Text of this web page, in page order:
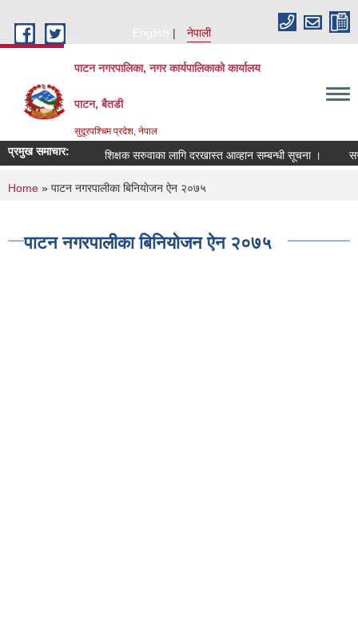
English
नेपाली
पाटन नगरपालिका, नगर कार्यपालिकाको कार्यालय
पाटन, बैतडी
सुदूरपश्चिम प्रदेश, नेपाल
प्रमुख समाचार: शिक्षक सरुवाका लागि दरखास्त आव्हान सम्बन्धी सूचना ।
You are here
Home » पाटन नगरपालीका बिनियाेजन ऐन २०७५
पाटन नगरपालीका बिनियाेजन ऐन २०७५